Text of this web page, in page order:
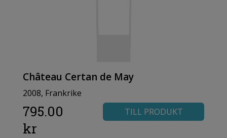
Château Certan de May
2008, Frankrike
795.00
kr
TILL PRODUKT